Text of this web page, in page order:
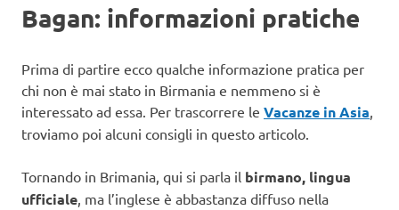
Bagan: informazioni pratiche
Prima di partire ecco qualche informazione pratica per
chi non è mai stato in Birmania e nemmeno si è
interessato ad essa. Per trascorrere le Vacanze in Asia
troviamo poi alcuni consigli in questo articolo.
Tornando in Brimania, qui si parla il birmano, lingua
ufficiale , ma l’inglese è abbastanza diffuso nella